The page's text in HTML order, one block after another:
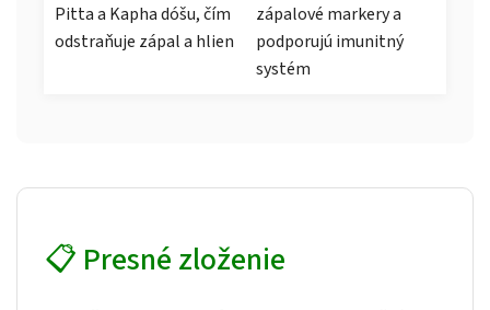
Pitta a Kapha dóšu, čím
odstraňuje zápal a hlien
zápalové markery a
podporujú imunitný
systém
📋 Presné zloženie